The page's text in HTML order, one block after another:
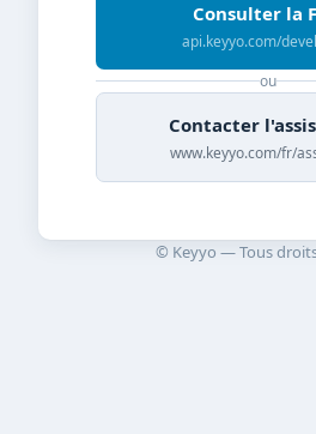
Consulter la
api.keyyo.com/
ou
Contacter
www.keyyo.com/fr/
© Keyyo — Tous